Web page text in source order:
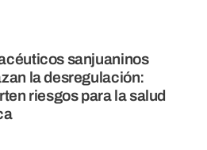
sanjuaninos
la desregulación:
riesgos para la salud